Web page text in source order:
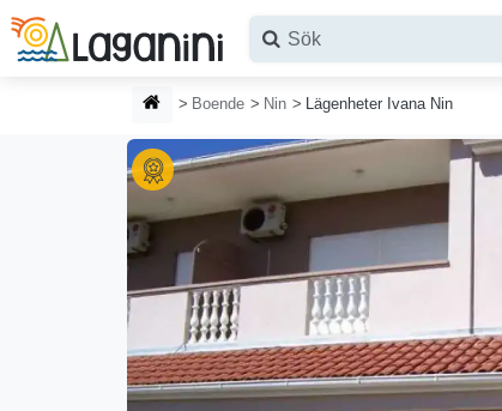
Hoppa till huvudinnehållet
HEMSIDA
Boende Nin Lägenheter Ivana Nin